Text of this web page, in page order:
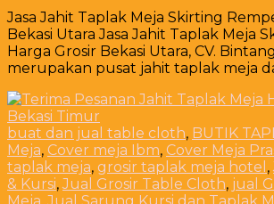
Jasa Jahit Taplak Meja Skirting
Bekasi Utara Jasa Jahit Taplak Meja
Harga Grosir Bekasi Utara, CV.
merupakan pusat jahit taplak meja
buat dan jual table cloth, BUTIK
Meja, Cover meja Ibm, Cover Meja
taplak meja, grosir taplak meja hotel ,
& Kursi,Jual Grosir Table Cloth, jual
Meja,Jual Sarung Kursi dan Taplak